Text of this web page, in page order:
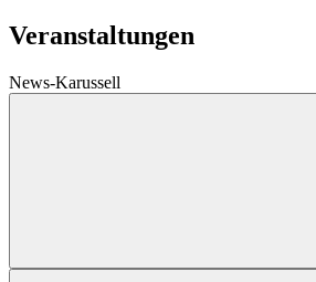
Veranstaltungen
News-Karussell